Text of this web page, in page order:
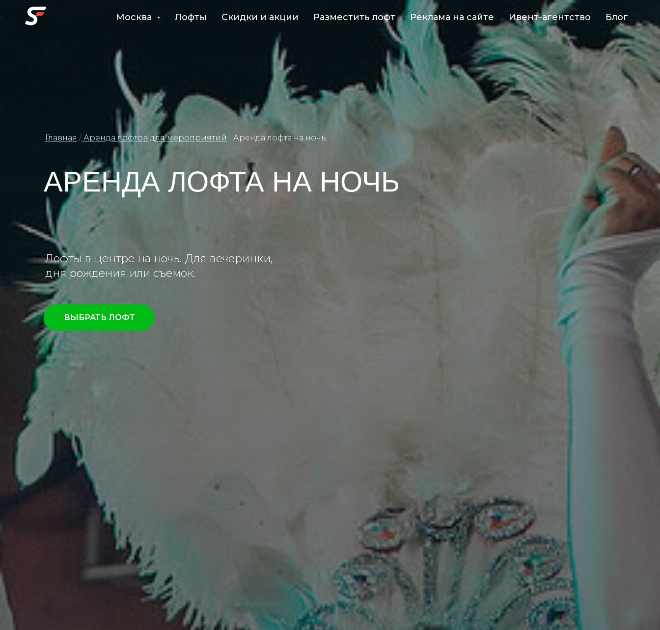
Москва Лофты Скидки и акции Разместить лофт Реклама на сайте Ивент-агентство Блог
АРЕНДА ЛОФТА НА НОЧЬ
Лофты в центре на ночь. Для вечеринки,
дня рождения или съёмок.
ВЫБРАТЬ ЛОФТ
Главная / Аренда лофтов для мероприятий / Аренда лофта на ночь